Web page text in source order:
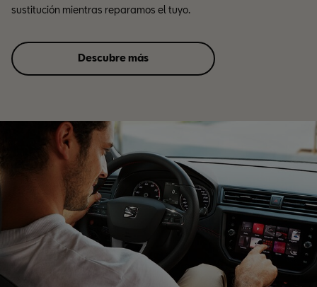
sustitución mientras reparamos el tuyo.
Descubre más